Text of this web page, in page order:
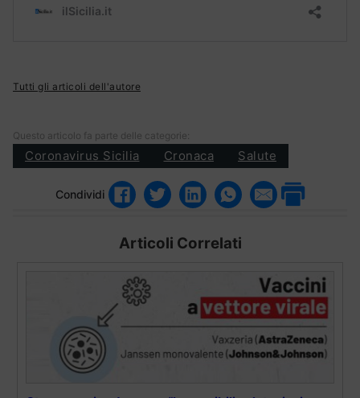
Tutti gli articoli dell'autore
Questo articolo fa parte delle categorie:
Coronavirus Sicilia Cronaca Salute
Condividi
Articoli Correlati